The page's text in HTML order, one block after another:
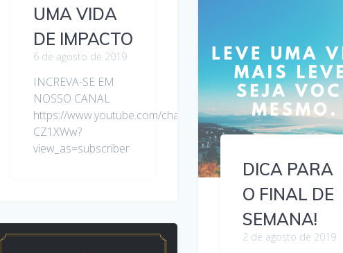
UMA VIDA
DE IMPACTO
6 de agosto de 2019
INCREVA-SE EM
NOSSO CANAL
https://www.youtube.com/channel/UCf7yNvEJaW4PG8bh-
CZ1XWw?
view_as=subscriber
DICA PARA
O FINAL DE
SEMANA!
2 de agosto de 2019